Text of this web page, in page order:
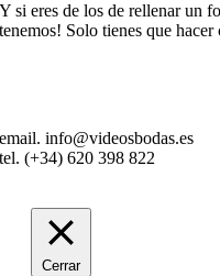
Y si eres de los de rellenar un
tenemos! Solo tienes que
email. info@videosbodas.es
tel. (+34) 620 398 822
Cerrar